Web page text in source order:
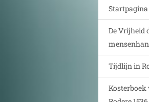
De Vrijheid
Tijdlijn in
Kosterboek